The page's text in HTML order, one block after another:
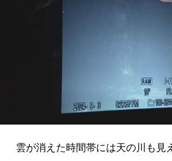
雲が消えた時間帯には天の川も見